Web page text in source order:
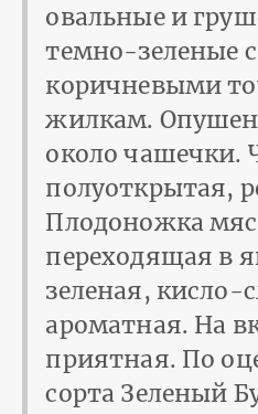
овальные и
темно-зеленые
коричневыми
жилкам.
около чашечки.
полуоткрытая,
Плодоножка
переходящая в
зеленая, кисло-
ароматная. На
приятная. По
сорта Зеленый